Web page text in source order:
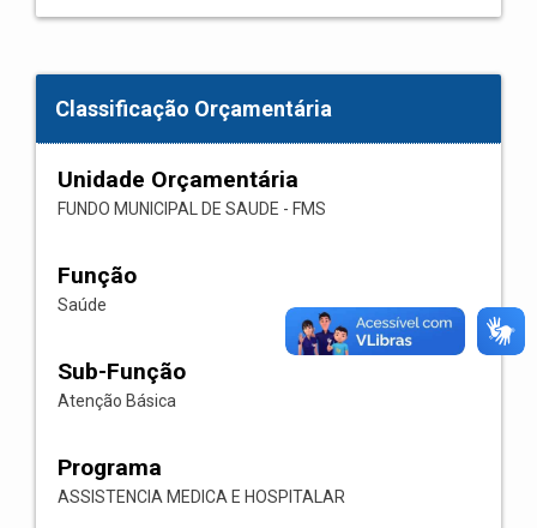
Classificação Orçamentária
Unidade Orçamentária
FUNDO MUNICIPAL DE SAUDE - FMS
Função
Saúde
Sub-Função
Atenção Básica
Programa
ASSISTENCIA MEDICA E HOSPITALAR